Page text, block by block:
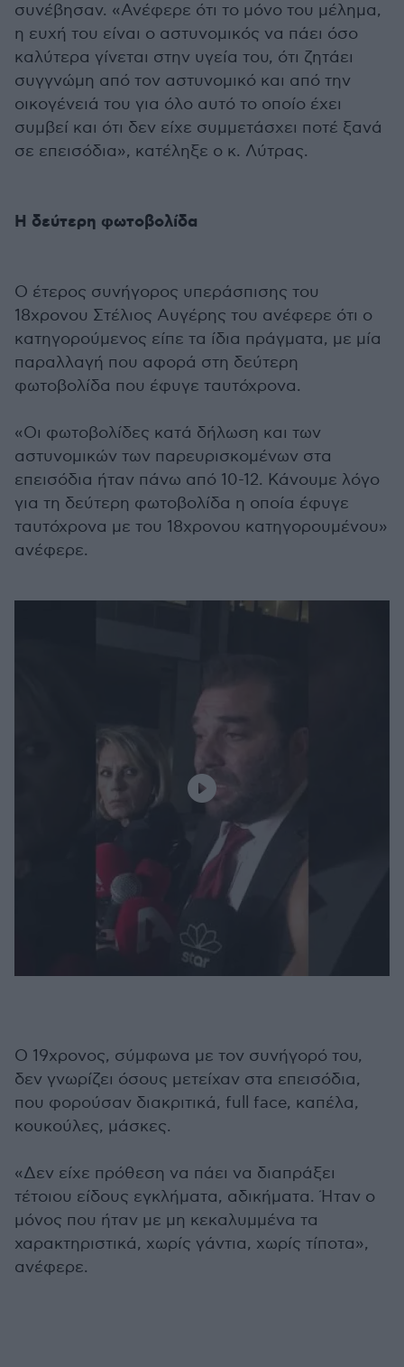
συνέβησαν. «Ανέφερε ότι το μόνο του μέλημα,
η ευχή του είναι ο αστυνομικός να πάει όσο
καλύτερα γίνεται στην υγεία του, ότι ζητάει
συγγνώμη από τον αστυνομικό και από την
οικογένειά του για όλο αυτό το οποίο έχει
συμβεί και ότι δεν είχε συμμετάσχει ποτέ ξανά
σε επεισόδια», κατέληξε ο κ. Λύτρας.
Η δεύτερη φωτοβολίδα
Ο έτερος συνήγορος υπεράσπισης του
18χρονου Στέλιος Αυγέρης του ανέφερε ότι ο
κατηγορούμενος είπε τα ίδια πράγματα, με μία
παραλλαγή που αφορά στη δεύτερη
φωτοβολίδα που έφυγε ταυτόχρονα.
«Οι φωτοβολίδες κατά δήλωση και των
αστυνομικών των παρευρισκομένων στα
επεισόδια ήταν πάνω από 10-12. Κάνουμε λόγο
για τη δεύτερη φωτοβολίδα η οποία έφυγε
ταυτόχρονα με του 18χρονου κατηγορουμένου»
ανέφερε.
Ο 19χρονος, σύμφωνα με τον συνήγορό του,
δεν γνωρίζει όσους μετείχαν στα επεισόδια,
που φορούσαν διακριτικά, full face, καπέλα,
κουκούλες, μάσκες.
«Δεν είχε πρόθεση να πάει να διαπράξει
τέτοιου είδους εγκλήματα, αδικήματα. Ήταν ο
μόνος που ήταν με μη κεκαλυμμένα τα
χαρακτηριστικά, χωρίς γάντια, χωρίς τίποτα»,
ανέφερε.